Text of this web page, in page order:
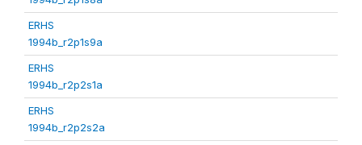
ERHS
1994b_r2p1s9a
ERHS
1994b_r2p2s1a
ERHS
1994b_r2p2s2a